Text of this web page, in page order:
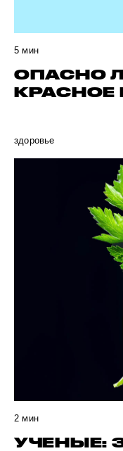
5 мин
ОПАСНО
КРАСНОЕ
здоровье
2 мин
УЧЕНЫЕ: